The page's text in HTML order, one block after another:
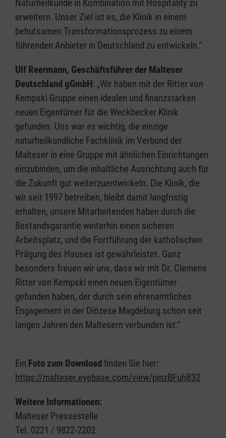
Naturheilkunde in Kombination mit Hospitality zu
erweitern. Unser Ziel ist es, die Klinik in einem
behutsamen Transformationsprozess zu einem
führenden Anbieter in Deutschland zu entwickeln.“
Ulf Reermann, Geschäftsführer der Malteser
Deutschland gGmbH: „Wir haben mit der Ritter von
Kempski Gruppe einen idealen und finanzstarken
neuen Eigentümer für die Weckbecker Klinik
gefunden. Uns war es wichtig, die einzige
naturheilkundliche Fachklinik im Verbund der
Malteser in eine Gruppe mit ähnlichen Einrichtungen
einzubinden, um die inhaltliche Ausrichtung auch für
die Zukunft gut weiterzuentwickeln. Die Klinik, die
wir seit 1997 betreiben, bleibt damit langfristig
erhalten, unsere Mitarbeitenden haben durch die
Bestandsgarantie weiterhin einen sicheren
Arbeitsplatz, und die Fortführung der katholischen
Prägung des Hauses ist gewährleistet. Ganz
besonders freuen wir uns, dass wir mit Dr. Clemens
Ritter von Kempski einen neuen Eigentümer
gefunden haben, der durch sein ehrenamtliches
Engagement in der Diözese Magdeburg schon seit
langen Jahren den Maltesern verbunden ist.“
Ein Foto zum Downloadfinden Sie hier:
https://malteser.eyebase.com/view/pinzBFuhB32
Weitere Informationen:
Malteser Pressestelle
Tel. 0221 / 9822-2202